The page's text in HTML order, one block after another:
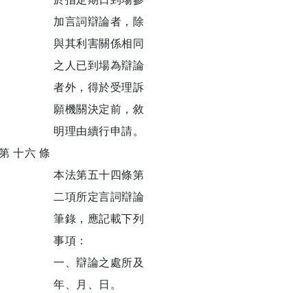
加言詞辯論者，除
與其利害關係相同
之人已到場為辯論
者外，得於受理訴
願機關決定前，敘
明理由續行申請。
十六 條
本法第五十四條第
二項所定言詞辯論
筆錄，應記載下列
事項：
一、辯論之處所及
年、月、日。